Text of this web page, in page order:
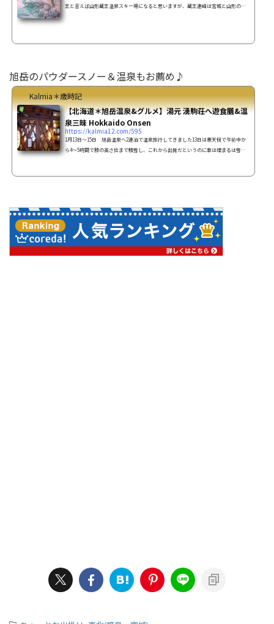
王と言えば山形蔵王温泉スキー場になると思いますが、蔵王連峰は宮城と山形の県
旭岳のパウダースノー＆温泉もお薦め♪
Kalmia＊歳時記
【北海道＊旭岳温泉&グルメ】湯元 湧駒荘へ遊食膳&温
泉三昧 Hokkaido Onsen
https://kalmia12.com/595
1月13日～15日 旭岳温泉へ2連泊で温泉旅行してきました13日は悪天候で午前中か
ら4～5時間で膝の高さ位まで積雪し、これから出発だというのに車は埋まるは雪か